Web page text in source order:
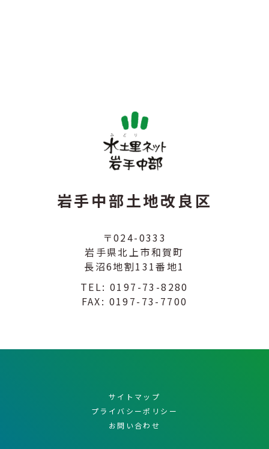
岩手中部土地改良区
〒024-0333
岩手県北上市和賀町
長沼6地割131番地1
TEL:0197-73-8280
FAX: 0197-73-7700
サイトマップ
プライバシーポリシー
お問い合わせ